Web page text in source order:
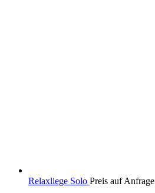
Relaxliege Solo Preis auf Anfrage